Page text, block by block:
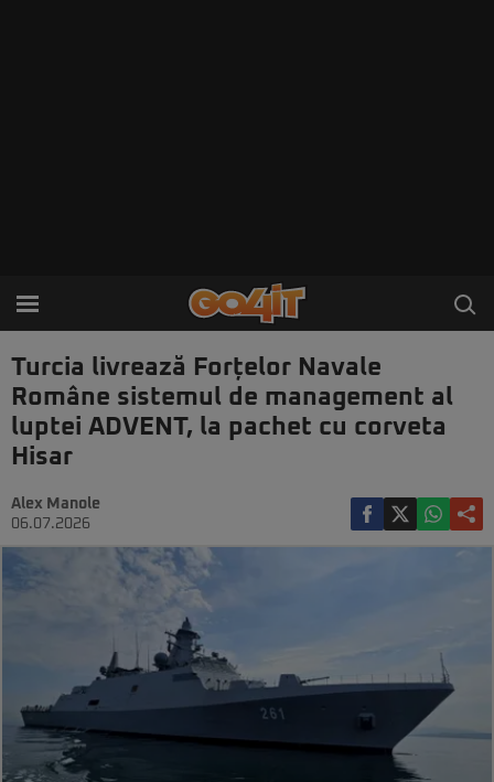
Turcia livrează Forțelor Navale
Române sistemul de management al
luptei ADVENT, la pachet cu corveta
Hisar
Alex Manole
06.07.2026